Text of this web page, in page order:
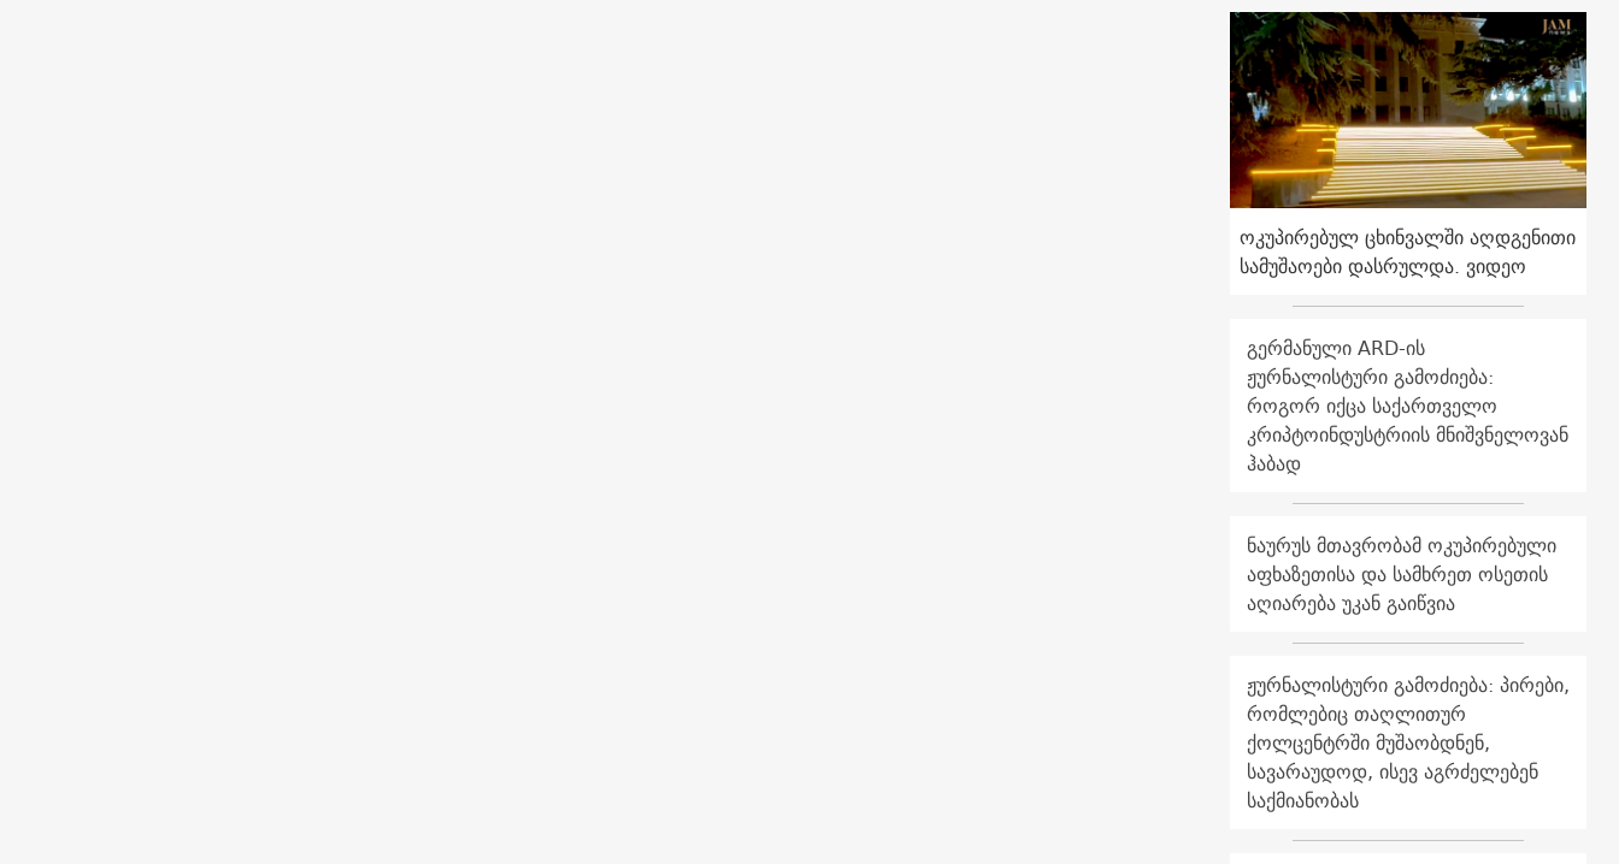
ოკუპირებულ ცხინვალში აღდგენითი
სამუშაოები დასრულდა. ვიდეო
გერმანული ARD-ის
ჟურნალისტური გამოძიება:
როგორ იქცა საქართველო
კრიპტოინდუსტრიის მნიშვნელოვან
ჰაბად
ნაურუს მთავრობამ ოკუპირებული
აფხაზეთისა და სამხრეთ ოსეთის
აღიარება უკან გაიწვია
ჟურნალისტური გამოძიება: პირები,
რომლებიც თაღლითურ
ქოლცენტრში მუშაობდნენ,
სავარაუდოდ, ისევ აგრძელებენ
საქმიანობას